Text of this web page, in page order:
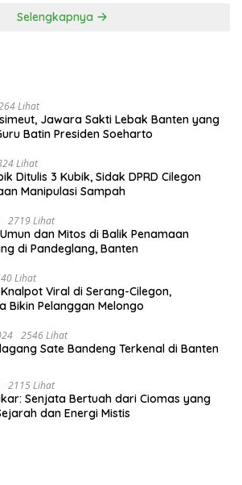
Selengkapnya
Lihat
Jawara Sakti Lebak Banten yang
Batin Presiden Soeharto
Lihat
Ditulis 3 Kubik, Sidak DPRD Cilegon
Manipulasi Sampah
2719 Lihat
dan Mitos di Balik Penamaan
di Pandeglang, Banten
Lihat
Viral di Serang-Cilegon,
Bikin Pelanggan Melongo
2546 Lihat
Sate Bandeng Terkenal di Banten
2115 Lihat
Senjata Bertuah dari Ciomas yang
dan Energi Mistis